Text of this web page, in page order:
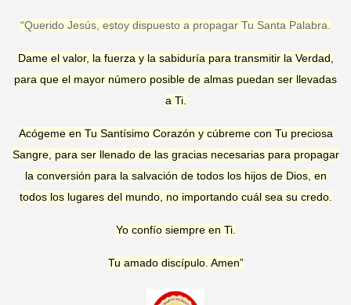
“Querido Jesús, estoy dispuesto a propagar Tu Santa Palabra.
Dame el valor, la fuerza y la sabiduría para transmitir la Verdad,
para que el mayor número posible de almas puedan ser llevadas
a Ti.
Acógeme en Tu Santísimo Corazón y cúbreme con Tu preciosa
Sangre, para ser llenado de las gracias necesarias para propagar
la conversión para la salvación de todos los hijos de Dios, en
todos los lugares del mundo, no importando cuál sea su credo.
Yo confío siempre en Ti.
Tu amado discípulo. Amen”